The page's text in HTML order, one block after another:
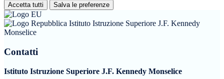
Accetta tutti Salva le preferenze
Istituto Istruzione Superiore J.F. Kennedy
Monselice
Contatti
Istituto Istruzione Superiore J.F. Kennedy Monselice